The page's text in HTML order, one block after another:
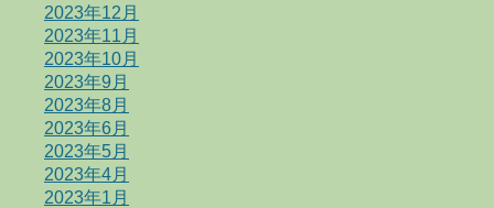
2023年12月
2023年11月
2023年10月
2023年9月
2023年8月
2023年6月
2023年5月
2023年4月
2023年1月